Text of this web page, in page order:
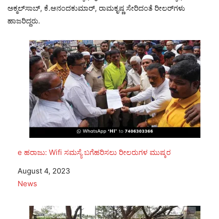
ಅಕ್ಮಲ್‌ಸಾಬ್, ಕೆ.ಆನಂದಕುಮಾರ್, ರಾಮಕೃಷ್ಣ ಸೇರಿದಂತೆ ರೀಲರ್‌ಗಳು
ಹಾಜರಿದ್ದರು.
e ಹರಾಜು: Wifi ಸಮಸ್ಯೆ ಬಗೆಹರಿಸಲು ರೀಲರುಗಳ ಮುಷ್ಕರ
Date
August 4, 2023
In relation to
News